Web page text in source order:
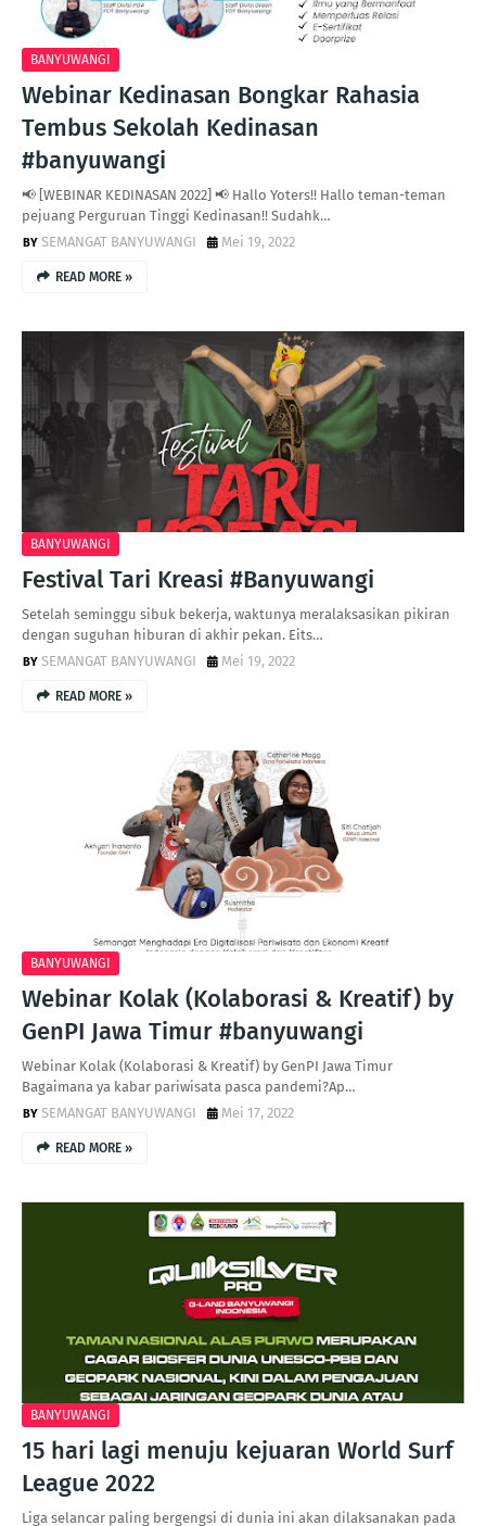
BANYUWANGI
Webinar Kedinasan Bongkar Rahasia
Tembus Sekolah Kedinasan
#banyuwangi
📢 [WEBINAR KEDINASAN 2022] 📢 Hallo Yoters!! Hallo teman-teman
pejuang Perguruan Tinggi Kedinasan!! Sudahk…
SEMANGAT BANYUWANGI
Mei 19, 2022
READ MORE »
BANYUWANGI
Festival Tari Kreasi #Banyuwangi
Setelah seminggu sibuk bekerja, waktunya meralaksasikan pikiran
dengan suguhan hiburan di akhir pekan. Eits…
SEMANGAT BANYUWANGI
Mei 19, 2022
READ MORE »
BANYUWANGI
Webinar Kolak (Kolaborasi & Kreatif) by
GenPI Jawa Timur #banyuwangi
Webinar Kolak (Kolaborasi & Kreatif) by GenPI Jawa Timur
Bagaimana ya kabar pariwisata pasca pandemi?Ap…
SEMANGAT BANYUWANGI
Mei 17, 2022
READ MORE »
BANYUWANGI
15 hari lagi menuju kejuaran World Surf
League 2022
Liga selancar paling bergengsi di dunia ini akan dilaksanakan pada